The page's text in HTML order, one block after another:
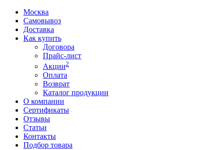
Москва
Самовывоз
Доставка
Как купить
Договора
Прайс-лист
Акции2
Оплата
Возврат
Каталог продукции
О компании
Сертификаты
Отзывы
Статьи
Контакты
Подбор товара